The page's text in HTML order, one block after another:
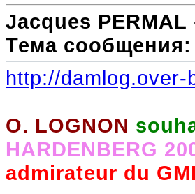
Jacques PERMAL
Тема сообщения:
http://
O. LOGNON
HARDENBERG
admirateur du